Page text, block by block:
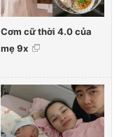
Cơm cữ thời 4.0 của
mẹ 9x